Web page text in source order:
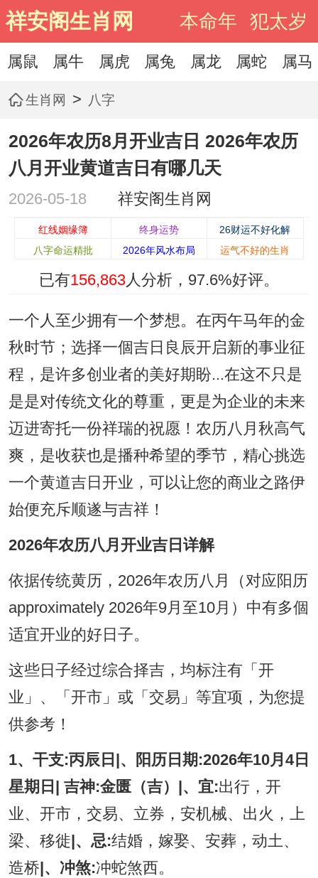
祥安阁生肖网 本命年 犯太岁
属鼠 属牛 属虎 属兔 属龙 属蛇 属马
生肖网 > 八字
2026年农历8月开业吉日 2026年农历
八月开业黄道吉日有哪几天
2026-05-18 祥安阁生肖网
红线姻缘簿 终身运势
26财运不好化解
八字命运精批
2026年风水布局 运气不好的生肖
已有156,863人分析， 97.6%好评。
一个人至少拥有一个梦想。在丙午马年的金
秋时节；选择一個吉日良辰开启新的事业征
程，是许多创业者的美好期盼...在这不只是
是是对传统文化的尊重，更是为企业的未来
迈进寄托一份祥瑞的祝愿！农历八月秋高气
爽，是收获也是播种希望的季节，精心挑选
一个黄道吉日开业，可以让您的商业之路伊
始便充斥顺遂与吉祥！
2026年农历八月开业吉日详解
依据传统黄历，2026年农历八月（对应阳历
approximately 2026年9月至10月）中有多個
适宜开业的好日子。
这些日子经过综合择吉，均标注有「开
业」、「开市」或「交易」等宜项，为您提
供参考！
1、干支:丙辰日|、阳历日期:2026年10月4日
星期日| 吉神:金匮（吉）|、宜:出行，开
业、开市，交易、立券，安机械、出火，上
梁、移徙 |、忌:结婚，嫁娶、安葬，动土、
造桥 |、冲煞:冲蛇煞西。